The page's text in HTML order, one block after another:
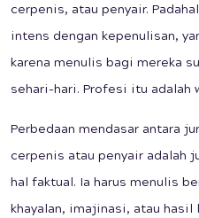
cerpenis, atau penyair.
intens dengan kepenulisan,
karena menulis bagi mereka
sehari-hari. Profesi itu adalah
Perbedaan mendasar antara
cerpenis atau penyair adalah
hal faktual. Ia harus menulis
khayalan, imajinasi, atau hasil